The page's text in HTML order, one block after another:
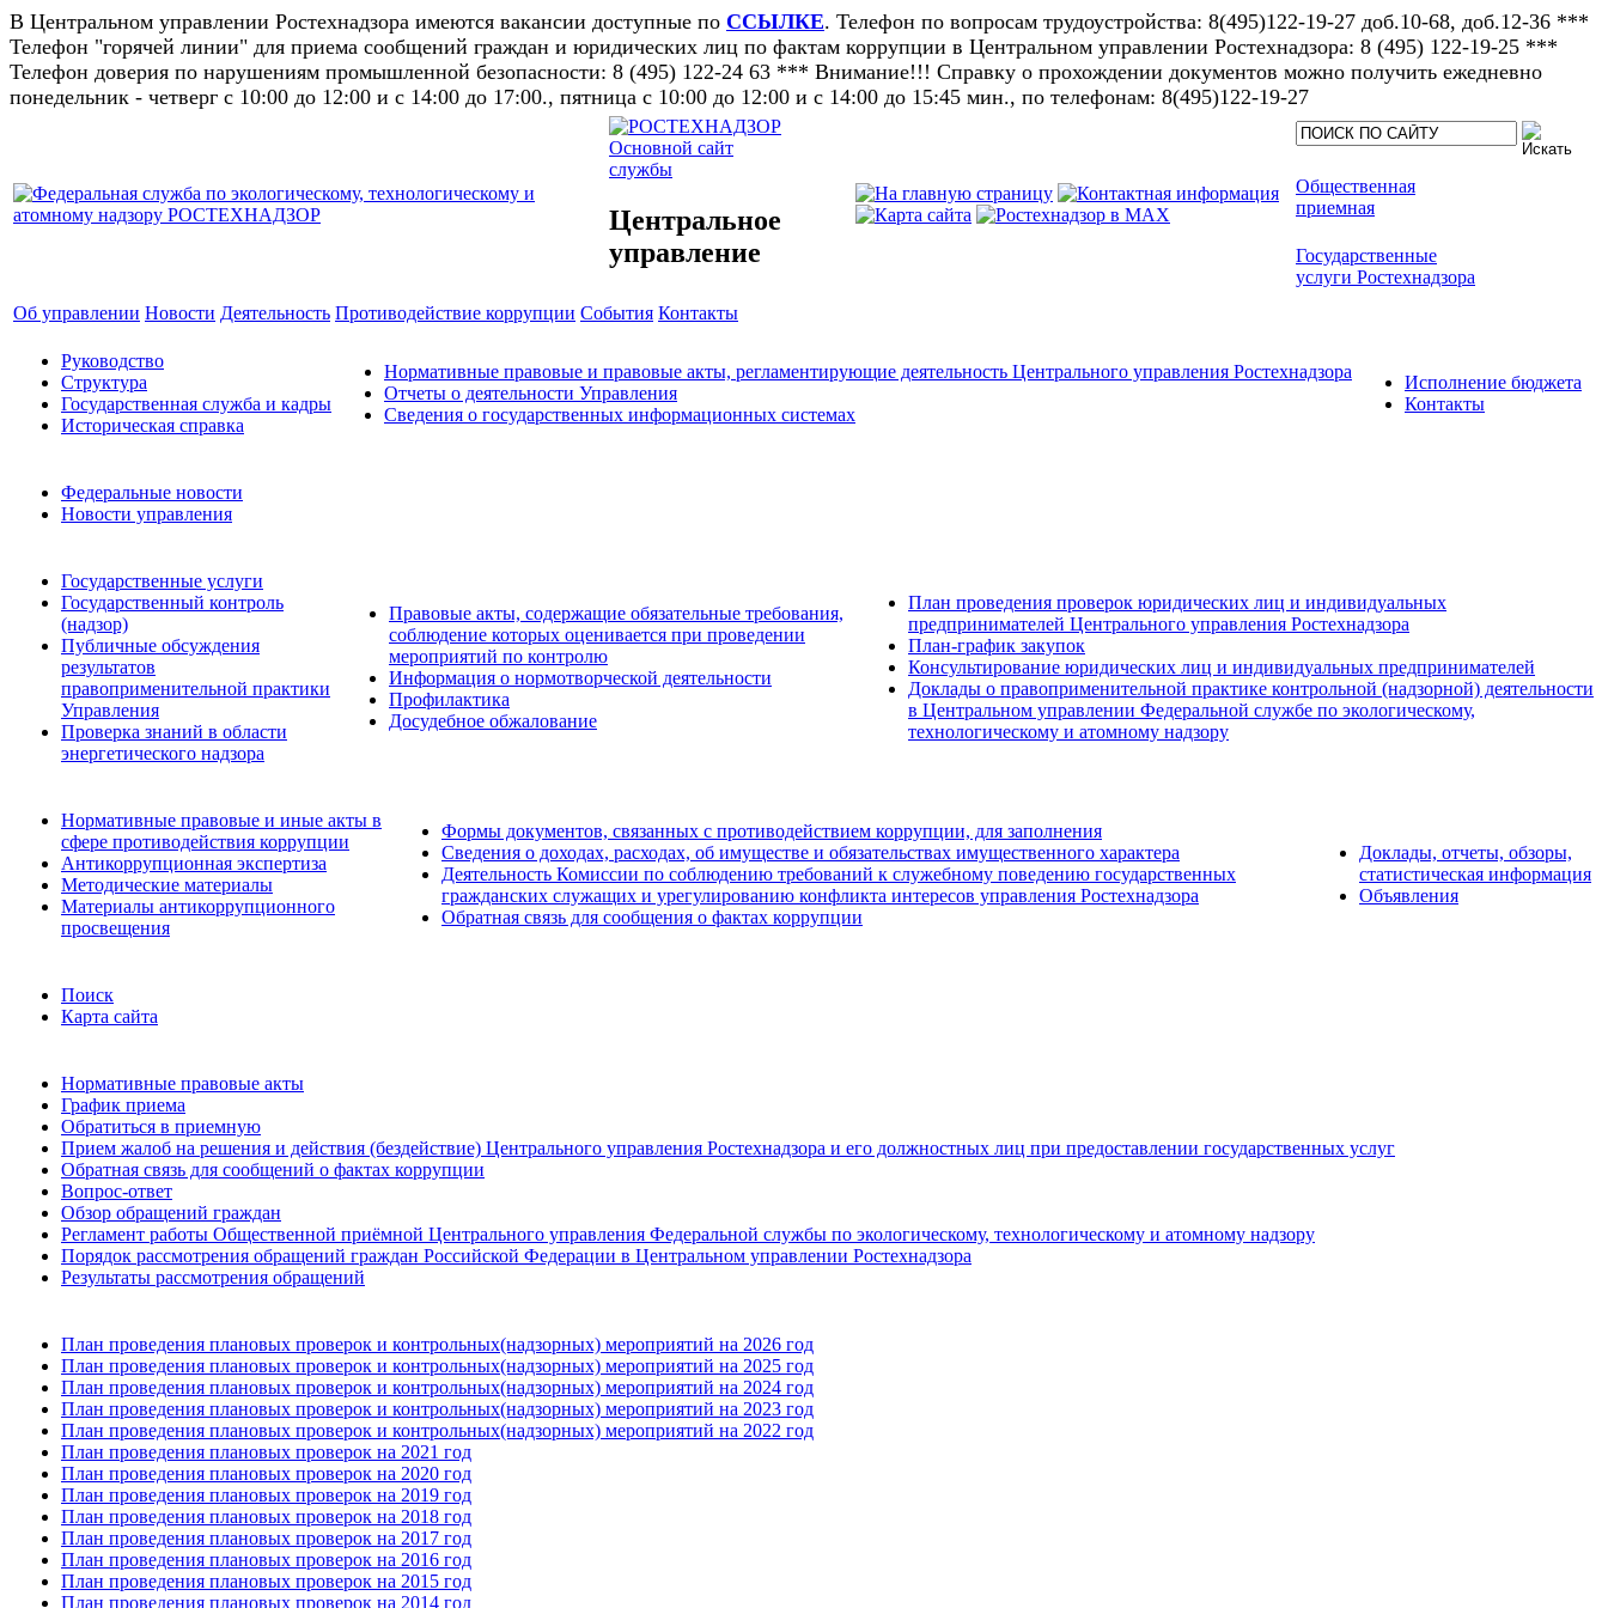
В Центральном управлении Ростехнадзора имеются вакансии доступные по ССЫЛКЕ. Телефон по вопросам трудоустройства: 8(495)122-19-27 доб.10-68, доб.12-36 ***
Телефон "горячей линии" для приема сообщений граждан и юридических лиц по фактам коррупции в Центральном управлении Ростехнадзора: 8 (495) 122-19-25 ***
Телефон доверия по нарушениям промышленной безопасности: 8 (495) 122-24 63 *** Внимание!!! Справку о прохождении документов можно получить ежедневно
понедельник - четверг с 10:00 до 12:00 и с 14:00 до 17:00., пятница с 10:00 до 12:00 и с 14:00 до 15:45 мин., по телефонам: 8(495)122-19-27​
Основной сайт
службы
Центральное
управление
Общественная
приемная
Государственные
услуги Ростехнадзора
Об управлении Новости Деятельность Противодействие коррупции События Контакты
Руководство
Структура
Государственная служба и кадры
Историческая справка
Нормативные правовые и правовые акты, регламентирующие деятельность Центрального управления Ростехнадзора
Отчеты о деятельности Управления
Сведения о государственных информационных системах
Исполнение бюджета
Контакты
Федеральные новости
Новости управления
Государственные услуги
Государственный контроль
(надзор)
Публичные обсуждения
результатов
правоприменительной практики
Управления
Проверка знаний в области
энергетического надзора
Правовые акты, содержащие обязательные требования,
соблюдение которых оценивается при проведении
мероприятий по контролю
Информация о нормотворческой деятельности
Профилактика
Досудебное обжалование
План проведения проверок юридических лиц и индивидуальных
предпринимателей Центрального управления Ростехнадзора
План-график закупок
Консультирование юридических лиц и индивидуальных предпринимателей
Доклады о правоприменительной практике контрольной (надзорной) деятельности
в Центральном управлении Федеральной службе по экологическому,
технологическому и атомному надзору
Нормативные правовые и иные акты в
сфере противодействия коррупции
Антикоррупционная экспертиза
Методические материалы
Материалы антикоррупционного
просвещения
Формы документов, связанных с противодействием коррупции, для заполнения
Сведения о доходах, расходах, об имуществе и обязательствах имущественного характера
Деятельность Комиссии по соблюдению требований к служебному поведению государственных
гражданских служащих и урегулированию конфликта интересов управления Ростехнадзора
Обратная связь для сообщения о фактах коррупции
Доклады, отчеты, обзоры,
статистическая информация
Объявления
Поиск
Карта сайта
Нормативные правовые акты
График приема
Обратиться в приемную
Прием жалоб на решения и действия (бездействие) Центрального управления Ростехнадзора и его должностных лиц при предоставлении государственных услуг
Обратная связь для сообщений о фактах коррупции
Вопрос-ответ
Обзор обращений граждан
Регламент работы Общественной приёмной Центрального управления Федеральной службы по экологическому, технологическому и атомному надзору
Порядок рассмотрения обращений граждан Российской Федерации в Центральном управлении Ростехнадзора
Результаты рассмотрения обращений
План проведения плановых проверок и контрольных(надзорных) мероприятий на 2026 год
План проведения плановых проверок и контрольных(надзорных) мероприятий на 2025 год
План проведения плановых проверок и контрольных(надзорных) мероприятий на 2024 год
План проведения плановых проверок и контрольных(надзорных) мероприятий на 2023 год
План проведения плановых проверок и контрольных(надзорных) мероприятий на 2022 год
План проведения плановых проверок на 2021 год
План проведения плановых проверок на 2020 год
План проведения плановых проверок на 2019 год
План проведения плановых проверок на 2018 год
План проведения плановых проверок на 2017 год
План проведения плановых проверок на 2016 год
План проведения плановых проверок на 2015 год
План проведения плановых проверок на 2014 год